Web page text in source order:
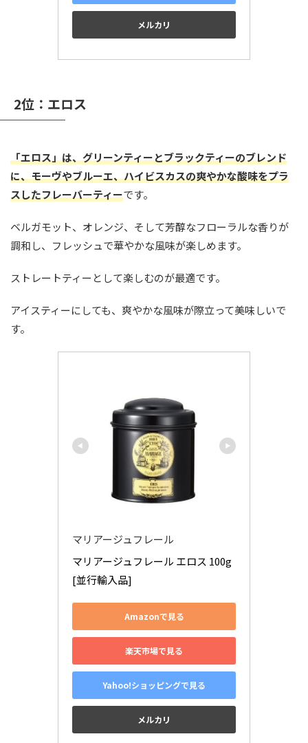
メルカリ
2位：エロス
「エロス」は、グリーンティーとブラックティーのブレンド
に、モーヴやブルーエ、ハイビスカスの爽やかな酸味をプラ
スしたフレーバーティーです。
ベルガモット、オレンジ、そして芳醇なフローラルな香りが
調和し、フレッシュで華やかな風味が楽しめます。
ストレートティーとして楽しむのが最適です。
アイスティーにしても、爽やかな風味が際立って美味しいで
す。
マリアージュフレール
マリアージュフレール エロス 100g
[並行輸入品]
Amazonで見る
楽天市場で見る
Yahoo!ショッピングで見る
メルカリ